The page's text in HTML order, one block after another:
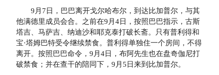
9月7日，巴巴离开戈尔哈布尔，到达比加普尔，与其
他满德里成员会合。之前在9月4日，按照巴巴指示，古斯
塔吉、马萨吉、纳迪沙和耶克泰打破长斋。只有普利得和
宝·塔姆巴特受令继续禁食。普利得单独住一个房间，不得
离开。按照巴巴命令，9月4日，布阿先生也在盘奇伽尼打
破禁食；并在查干的陪同下，9月5日来到比加普尔。